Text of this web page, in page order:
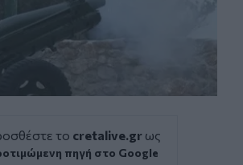
το cretalive.gr ως
πηγή στο Google